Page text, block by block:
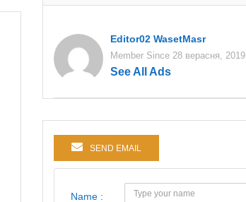
Editor02 WasetMasr
Member Since 28 верасня, 2019
See All Ads
SEND EMAIL
Name :